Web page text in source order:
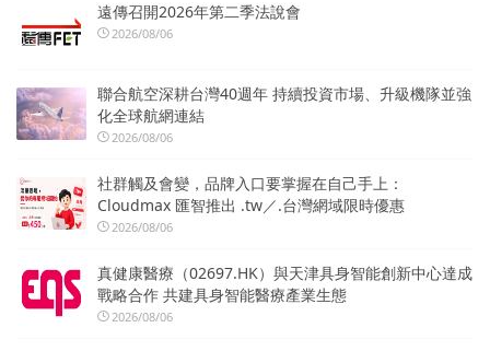
遠傳召開2026年第二季法說會
2026/08/06
聯合航空深耕台灣40週年 持續投資市場、升級機隊並強
化全球航網連結
2026/08/06
社群觸及會變，品牌入口要掌握在自己手上：
Cloudmax 匯智推出 .tw／.台灣網域限時優惠
2026/08/06
真健康醫療（02697.HK）與天津具身智能創新中心達成
戰略合作 共建具身智能醫療產業生態
2026/08/06